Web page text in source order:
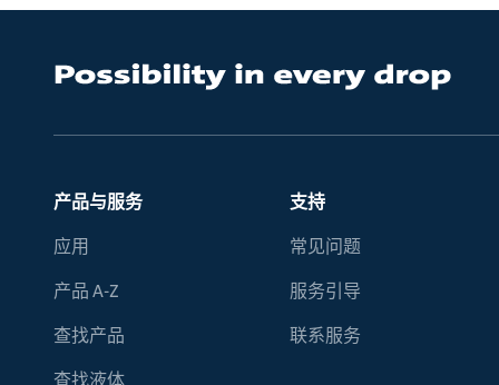
产品与服务
应用
产品 A-Z
查找产品
查找液体
支持
常见问题
服务引导
联系服务